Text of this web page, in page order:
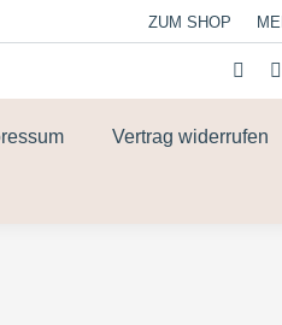
ZUM SHOP
Vertrag widerrufen